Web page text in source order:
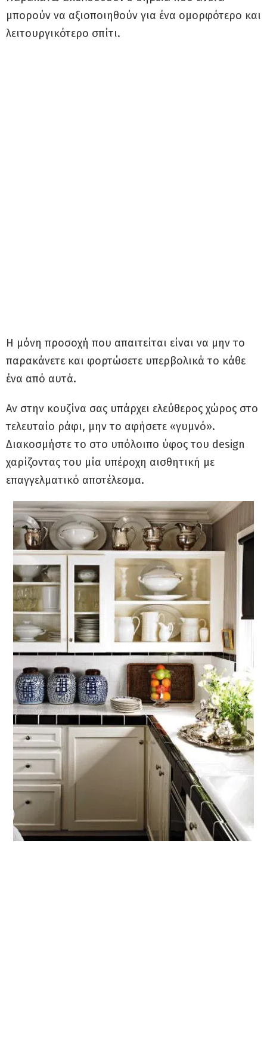
μπορούν να αξιοποιηθούν για ένα ομορφότερο και
λειτουργικότερο σπίτι.
Η μόνη προσοχή που απαιτείται είναι να μην το
παρακάνετε και φορτώσετε υπερβολικά το κάθε
ένα από αυτά.
Αν στην κουζίνα σας υπάρχει ελεύθερος χώρος στο
τελευταίο ράφι, μην το αφήσετε «γυμνό».
Διακοσμήστε το στο υπόλοιπο ύφος του design
χαρίζοντας του μία υπέροχη αισθητική με
επαγγελματικό αποτέλεσμα.